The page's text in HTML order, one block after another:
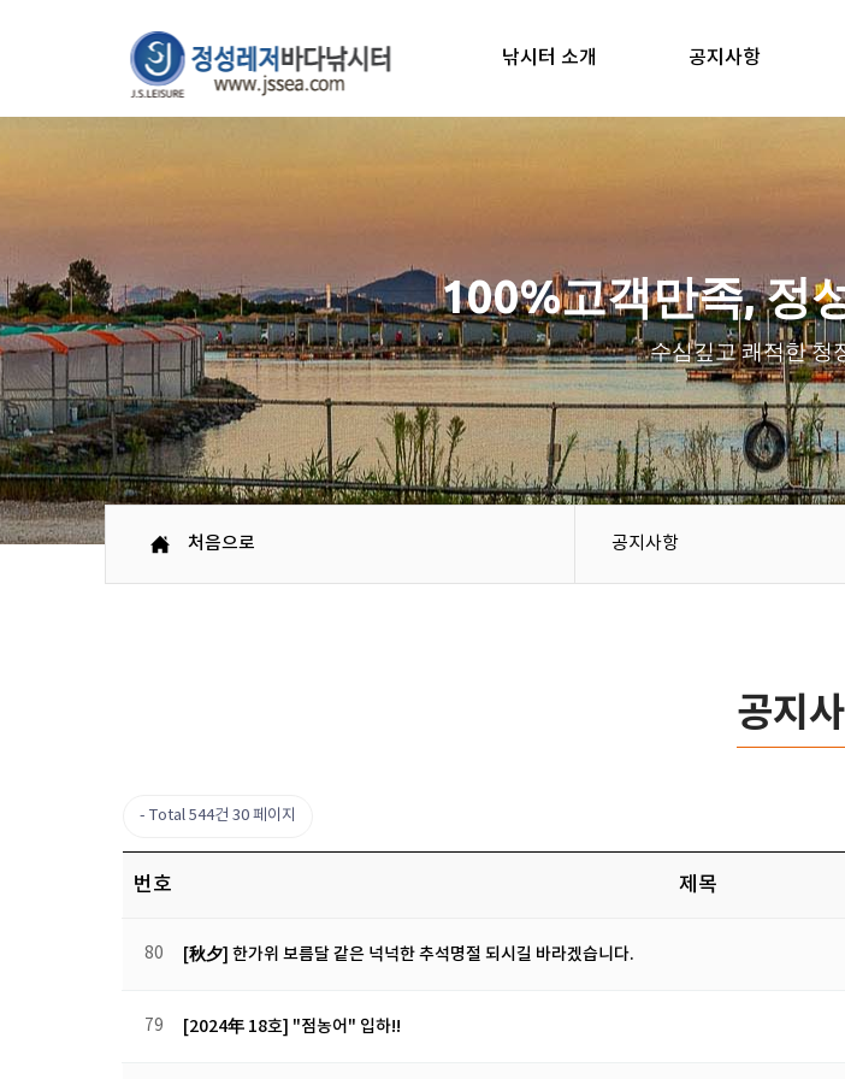
낚시터 소개 공지사항
100%고객만족, 정
수심깊고 쾌적한 청
처음으로 공지사항
공지
Total 544건 30 페이지
번호 제목
80 [秋夕] 한가위 보름달 같은 넉넉한 추석명절 되시길 바라겠습니다.
79 [2024年 18호] "점농어" 입하!!